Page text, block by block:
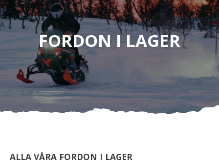
Verkstad
KAMPANJ
Släpvagnar & Skylift
Om oss
FORDON I LAGER
ALLA VÅRA FORDON I LAGER